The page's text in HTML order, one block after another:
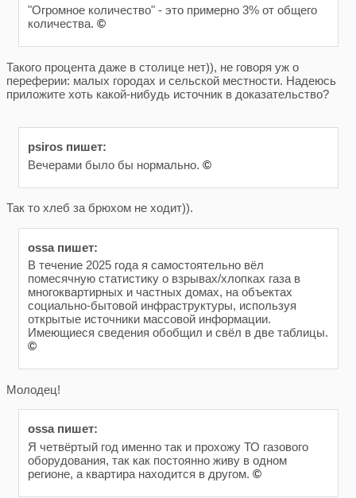
"Огромное количество" - это примерно 3% от общего
количества. ©
Такого процента даже в столице нет)), не говоря уж о
переферии: малых городах и сельской местности. Надеюсь
приложите хоть какой-нибудь источник в доказательство?
psiros пишет:
Вечерами было бы нормально. ©
Так то хлеб за брюхом не ходит)).
ossa пишет:
В течение 2025 года я самостоятельно вёл
помесячную статистику о взрывах/хлопках газа в
многоквартирных и частных домах, на объектах
социально-бытовой инфраструктуры, используя
открытые источники массовой информации.
Имеющиеся сведения обобщил и свёл в две таблицы.
©
Молодец!
ossa пишет:
Я четвёртый год именно так и прохожу ТО газового
оборудования, так как постоянно живу в одном
регионе, а квартира находится в другом. ©